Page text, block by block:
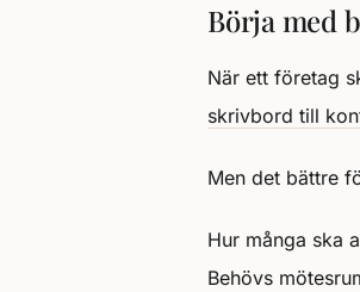
Börja med
När ett företag
skrivbord till
Men det bättre
Hur många ska
Behövs